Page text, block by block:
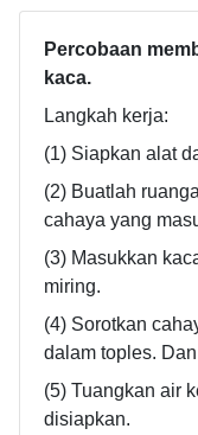
Percobaan
kaca.
Langkah kerja:
(1) Siapkan alat
(2) Buatlah
cahaya yang
(3) Masukkan
miring.
(4) Sorotkan
dalam toples.
(5) Tuangkan air
disiapkan.